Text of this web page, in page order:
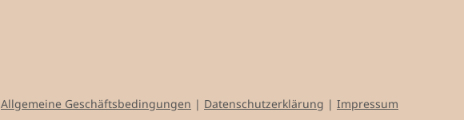
Allgemeine Geschäftsbedingungen | Datenschutzerklärung | Impressum